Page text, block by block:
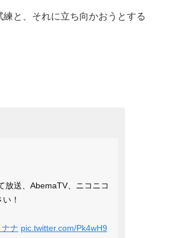
と、それに立ち向かおうとする
放送、AbemaTV、ニコニコ
！
ナ pic.twitter.com/Pk4wH9